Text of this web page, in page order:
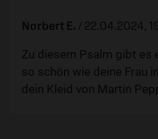
Norbert E. / 22.04.2024,
Zu diesem Psalm gibt es
so schön wie deine Frau
dein Kleid von Martin